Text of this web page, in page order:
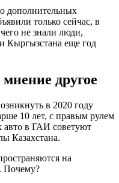
дополнительных
только сейчас, в
не знали люди,
Кыргызстана еще год
другое
в 2020 году
10 лет, с правым рулем
авто в ГАИ советуют
Казахстана.
на
Почему?